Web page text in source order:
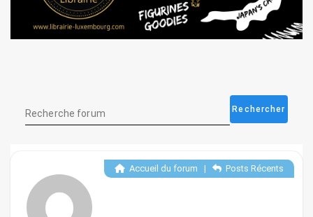
Accueil du forum | Posts Récents